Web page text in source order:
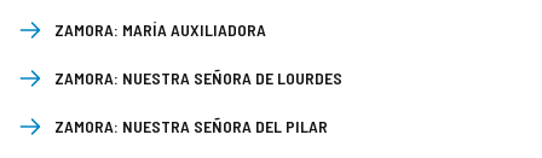
ZAMORA: MARÍA AUXILIADORA
ZAMORA: NUESTRA SEÑORA DE LOURDES
ZAMORA: NUESTRA SEÑORA DEL PILAR